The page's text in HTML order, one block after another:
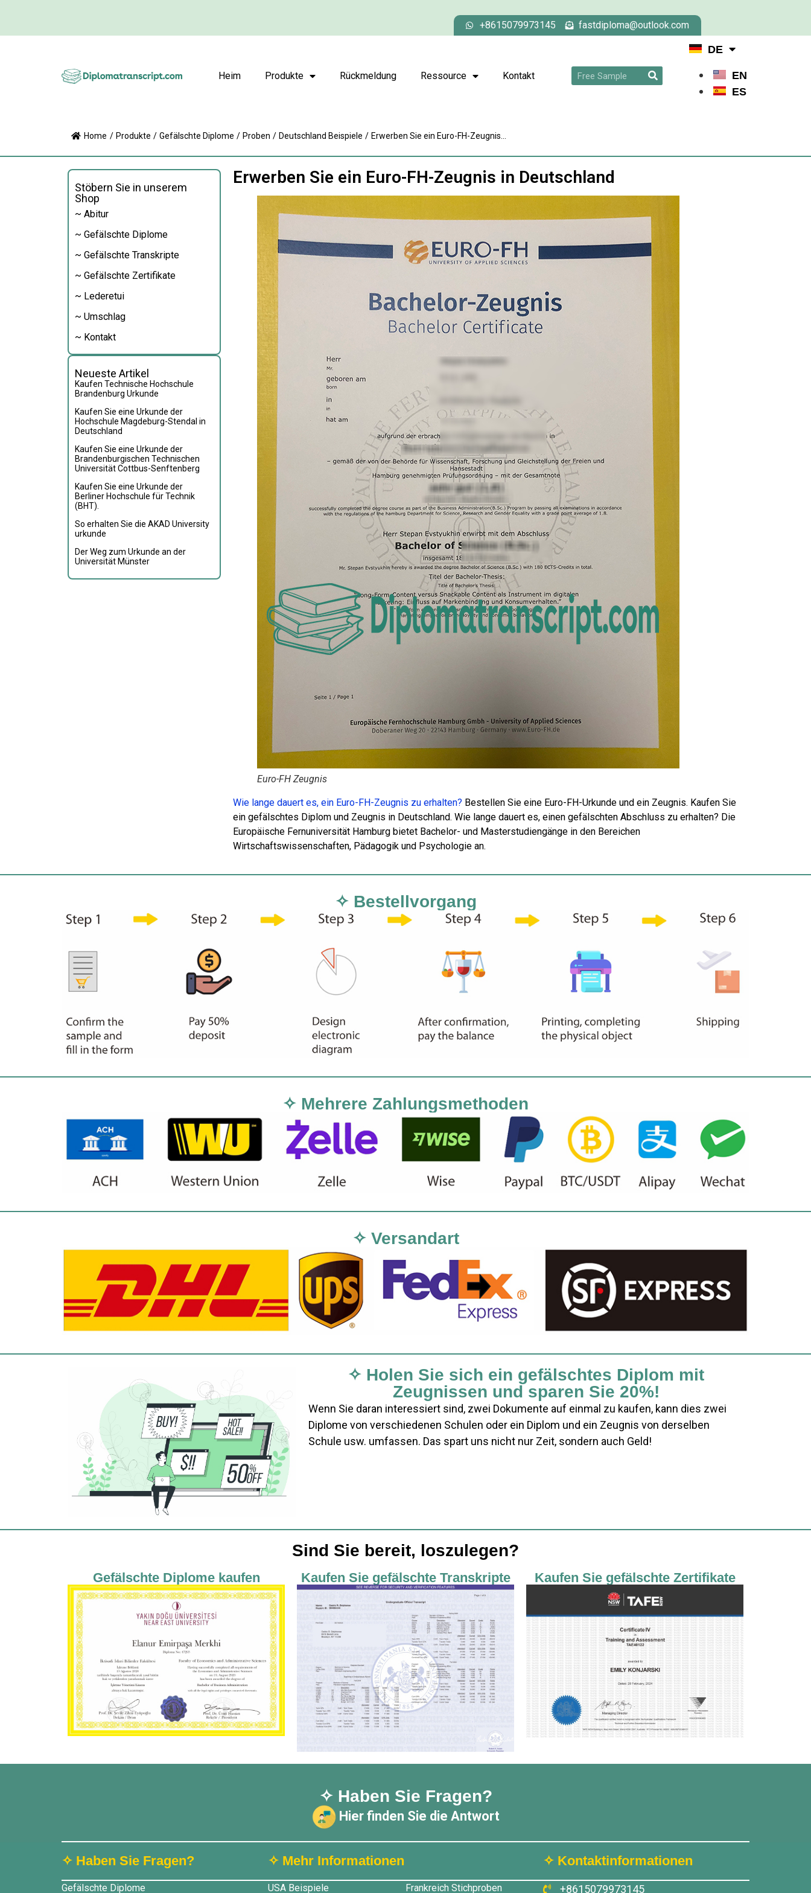
+8615079973145 fastdiploma@outlook.com
Heim Produkte Rückmeldung Ressource Kontakt
DE
EN
ES
Home / Produkte / Gefälschte Diplome / Proben / Deutschland Beispiele / Erwerben Sie ein Euro-FH-Zeugnis...
Stöbern Sie in unserem
Shop
~ Abitur
~ Gefälschte Diplome
~ Gefälschte Transkripte
~ Gefälschte Zertifikate
~ Lederetui
~ Umschlag
~ Kontakt
Neueste Artikel
Kaufen Technische Hochschule
Brandenburg Urkunde
Kaufen Sie eine Urkunde der
Hochschule Magdeburg-Stendal in
Deutschland
Kaufen Sie eine Urkunde der
Brandenburgischen Technischen
Universität Cottbus-Senftenberg
Kaufen Sie eine Urkunde der
Berliner Hochschule für Technik
(BHT).
So erhalten Sie die AKAD University
urkunde
Der Weg zum Urkunde an der
Universität Münster
Erwerben Sie ein Euro-FH-Zeugnis in Deutschland
Euro-FH Zeugnis
Wie lange dauert es, ein Euro-FH-Zeugnis zu erhalten? Bestellen Sie eine Euro-FH-Urkunde und ein Zeugnis. Kaufen Sie
ein gefälschtes Diplom und Zeugnis in Deutschland. Wie lange dauert es, einen gefälschten Abschluss zu erhalten? Die
Europäische Fernuniversität Hamburg bietet Bachelor- und Masterstudiengänge in den Bereichen
Wirtschaftswissenschaften, Pädagogik und Psychologie an.
✧ Bestellvorgang
✧ Mehrere Zahlungsmethoden
✧ Versandart
✧ Holen Sie sich ein gefälschtes Diplom mit
Zeugnissen und sparen Sie 20%!
Wenn Sie daran interessiert sind, zwei Dokumente auf einmal zu kaufen, kann dies zwei
Diplome von verschiedenen Schulen oder ein Diplom und ein Zeugnis von derselben
Schule usw. umfassen. Das spart uns nicht nur Zeit, sondern auch Geld!
Sind Sie bereit, loszulegen?
Gefälschte Diplome kaufen Kaufen Sie gefälschte Transkripte Kaufen Sie gefälschte Zertifikate
✧ Haben Sie Fragen?
Hier finden Sie die Antwort
✧ Haben Sie Fragen?
Gefälschte Diplome
✧ Mehr Informationen
USA Beispiele Frankreich Stichproben
✧ Kontaktinformationen
+8615079973145